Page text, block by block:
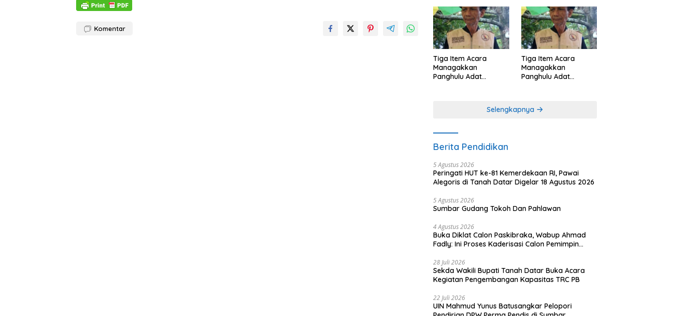
Komentar
Dimanakah Lokasi
nya?
Tiga Item Acara
Managakkan
Panghulu Adat
Tiga Item Acara
Managakkan
Panghulu Adat
Selengkapnya
Berita Pendidikan
5 Agustus 2026
Peringati HUT ke-81 Kemerdekaan RI, Pawai
Alegoris di Tanah Datar Digelar 18 Agustus 2026
5 Agustus 2026
Sumbar Gudang Tokoh Dan Pahlawan
4 Agustus 2026
Buka Diklat Calon Paskibraka, Wabup Ahmad
Fadly: Ini Proses Kaderisasi Calon Pemimpin
28 Juli 2026
Sekda Wakili Bupati Tanah Datar Buka Acara
Kegiatan Pengembangan Kapasitas TRC PB
22 Juli 2026
UIN Mahmud Yunus Batusangkar Pelopori